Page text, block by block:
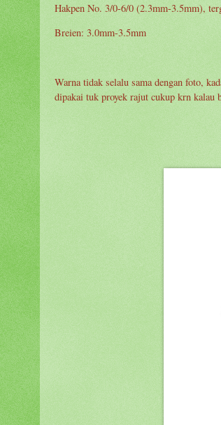
Hakpen No. 3/0-6/0 (2.3mm-3.5mm),
Breien: 3.0mm-3.5mm
Warna tidak selalu sama dengan foto,
dipakai tuk proyek rajut cukup krn kalau